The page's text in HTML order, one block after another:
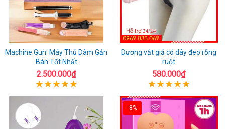
Machine Gun: Máy Thủ Dâm Gắn
Bàn Tốt Nhất
2.500.000₫
Dương vật giả có dây đeo rỗng
ruột
580.000₫
-8%